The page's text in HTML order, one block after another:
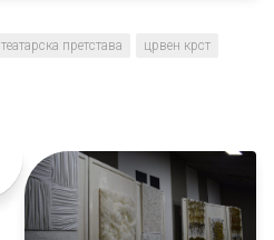
театарска претстава црвен крст